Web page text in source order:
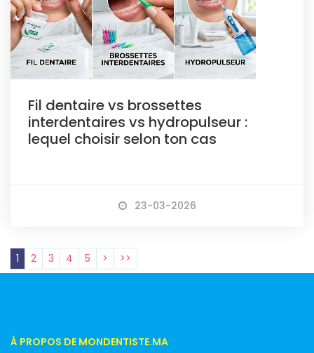
Fil dentaire vs brossettes
interdentaires vs hydropulseur :
lequel choisir selon ton cas
23-03-2026
1 2 3 4 5 > >>
À PROPOS DE MONDENTISTE.MA